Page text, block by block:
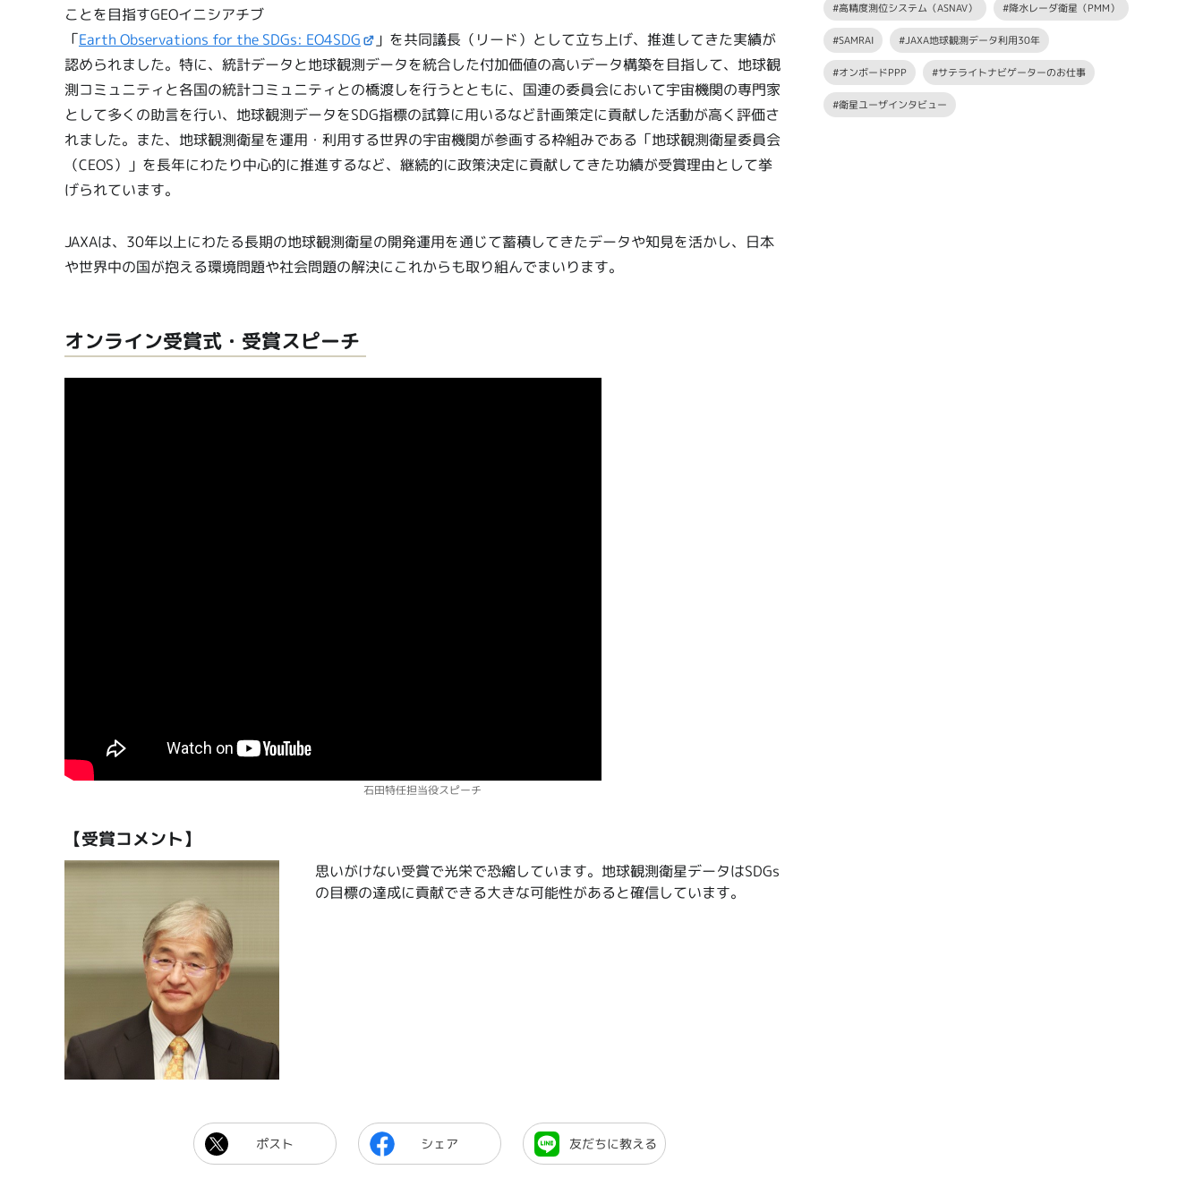
ことを目指すGEOイニシアチブ
「Earth Observations for the SDGs: EO4SDG
」を共同議長（リード）として立ち上げ、推進してきた実績が
認められました。特に、統計データと地球観測データを統合した付加価値の高いデータ構築を目指して、地球観
測コミュニティと各国の統計コミュニティとの橋渡しを行うとともに、国連の委員会において宇宙機関の専門家
として多くの助言を行い、地球観測データをSDG指標の試算に用いるなど計画策定に貢献した活動が高く評価さ
れました。また、地球観測衛星を運用・利用する世界の宇宙機関が参画する枠組みである「地球観測衛星委員会
（CEOS）」を長年にわたり中心的に推進するなど、継続的に政策決定に貢献してきた功績が受賞理由として挙
げられています。
JAXAは、30年以上にわたる長期の地球観測衛星の開発運用を通じて蓄積してきたデータや知見を活かし、日本
や世界中の国が抱える環境問題や社会問題の解決にこれからも取り組んでまいります。
オンライン受賞式・受賞スピーチ
石田特任担当役スピーチ
【受賞コメント】
思いがけない受賞で光栄で恐縮しています。地球観測衛星データはSDGs
の目標の達成に貢献できる大きな可能性があると確信しています。
ポスト シェア 友だちに教える
#高精度測位システム（ASNAV） #降水レーダ衛星（PMM）
#SAMRAI #JAXA地球観測データ利用30年
#オンボードPPP #サテライトナビゲーターのお仕事
#衛星ユーザインタビュー